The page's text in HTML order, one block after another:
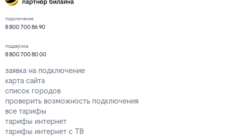
подключение
8 800 700 86 90
поддержка
8 800 700 80 00
заявка на подключение
карта сайта
список городов
проверить возможность подключения
все тарифы
тарифы интернет
тарифы интернет с ТВ